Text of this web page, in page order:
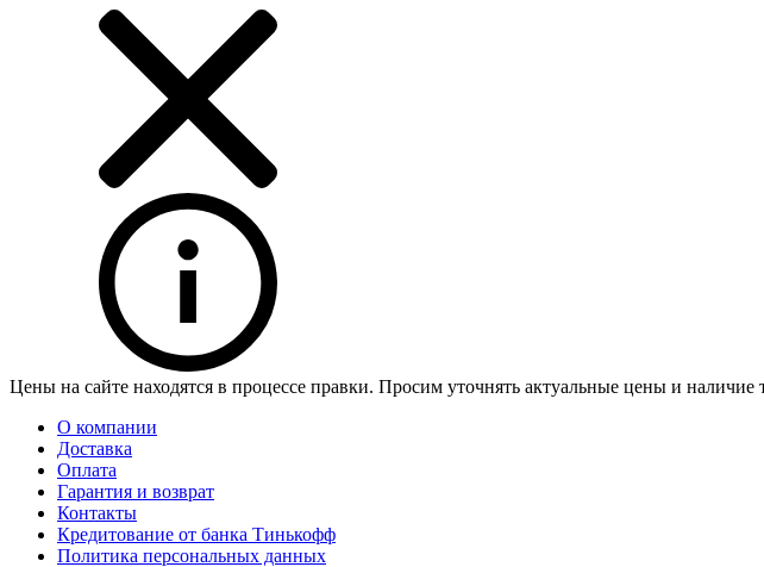
Цены на сайте находятся в процессе правки. Просим уточнять актуальные цены и
О компании
Доставка
Оплата
Гарантия и возврат
Контакты
Кредитование от банка Тинькофф
Политика персональных данных